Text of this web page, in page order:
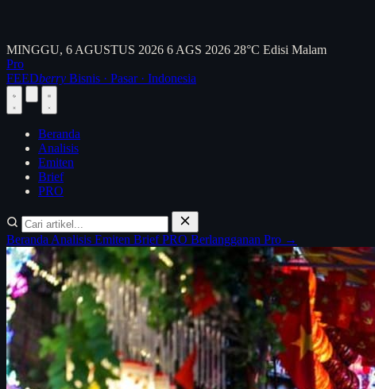
MINGGU, 6 AGUSTUS 2026 6 AGS 2026 28°C Edisi Malam
Pro
FEEDberry Bisnis · Pasar · Indonesia
Beranda
Analisis
Emiten
Brief
PRO
Beranda Analisis Emiten BriefPRO Berlangganan Pro →